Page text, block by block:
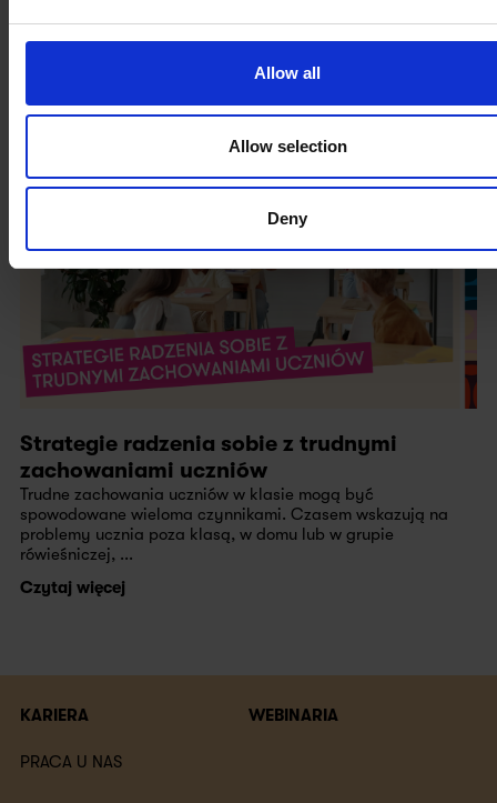
Allow all
Allow selection
Deny
wyzwanie, z którym mierzy się każdy lektor! Spraw...
Czytaj więcej
Strategie radzenia sobie z trudnymi
zachowaniami uczniów
Trudne zachowania uczniów w klasie mogą być
spowodowane wieloma czynnikami. Czasem wskazują na
problemy ucznia poza klasą, w domu lub w grupie
rówieśniczej, ...
Czytaj więcej
KARIERA
PRACA U NAS
WEBINARIA